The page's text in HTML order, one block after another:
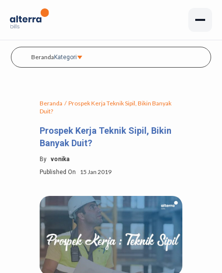
BerandaKategori
Beranda / Prospek Kerja Teknik Sipil, Bikin Banyak
Duit?
Prospek Kerja Teknik Sipil, Bikin
Banyak Duit?
By vonika
Published On
15 Jan 2019